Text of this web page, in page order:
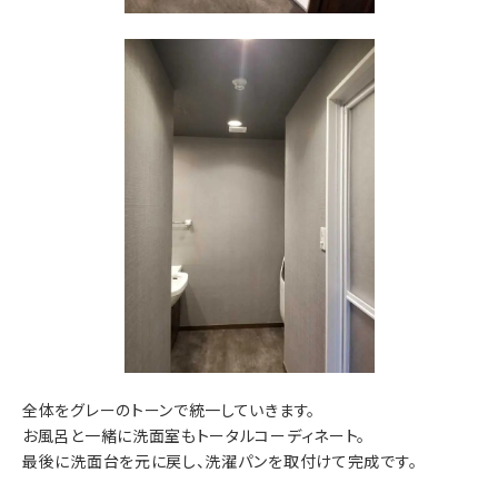
全体をグレーのトーンで統一していきます。
お風呂と一緒に洗面室もトータルコーディネート。
最後に洗面台を元に戻し、洗濯パンを取付けて完成です。